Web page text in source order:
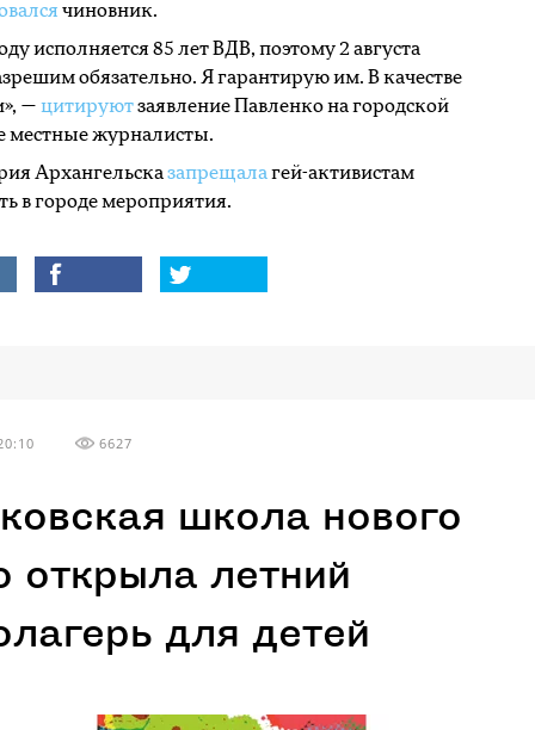
чиновник.
исполняется 85 лет ВДВ, поэтому 2 августа
обязательно. Я гарантирую им. В качестве
— цитируютзаявление Павленко на городской
местные журналисты.
Архангельска запрещала гей-активистам
в городе мероприятия.
6627
школа нового
открыла летний
для детей